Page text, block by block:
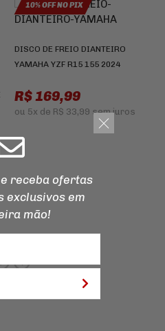
10% OFF NO PIX
DISCO DE FREIO DIANTEIRO
YAMAHA YZF R15 155 2024
R$ 169,99
ou 5x de R$ 33,99 sem juros
receba ofertas
exclusivos em
mão!